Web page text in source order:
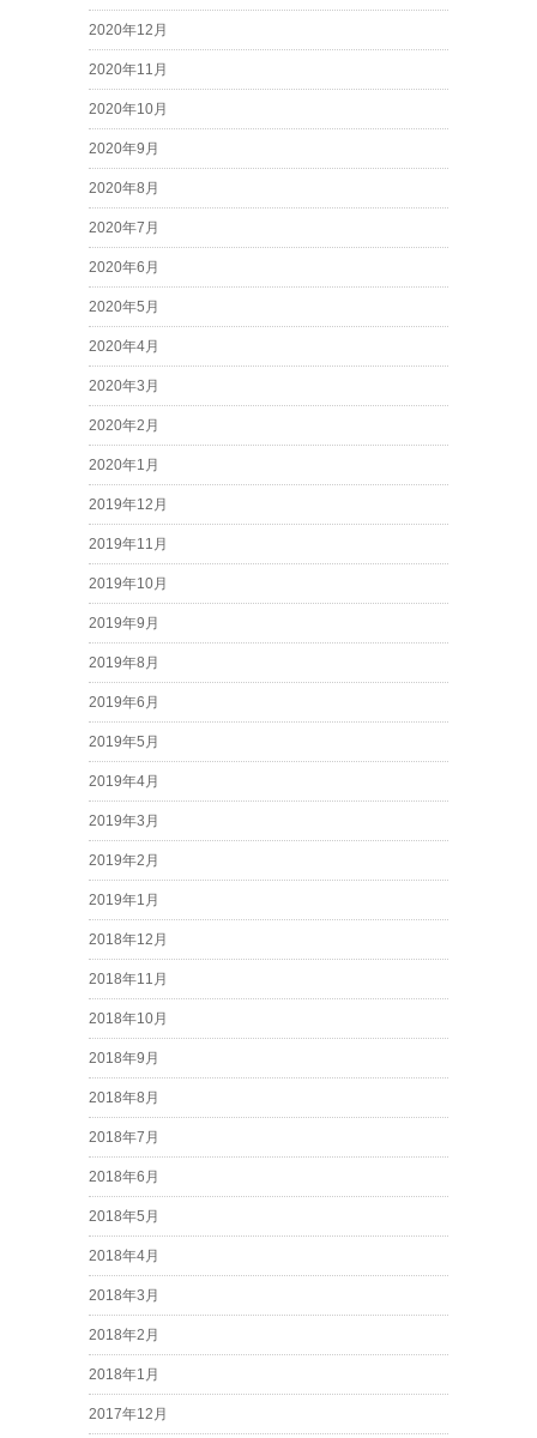
2020年12月
2020年11月
2020年10月
2020年9月
2020年8月
2020年7月
2020年6月
2020年5月
2020年4月
2020年3月
2020年2月
2020年1月
2019年12月
2019年11月
2019年10月
2019年9月
2019年8月
2019年6月
2019年5月
2019年4月
2019年3月
2019年2月
2019年1月
2018年12月
2018年11月
2018年10月
2018年9月
2018年8月
2018年7月
2018年6月
2018年5月
2018年4月
2018年3月
2018年2月
2018年1月
2017年12月